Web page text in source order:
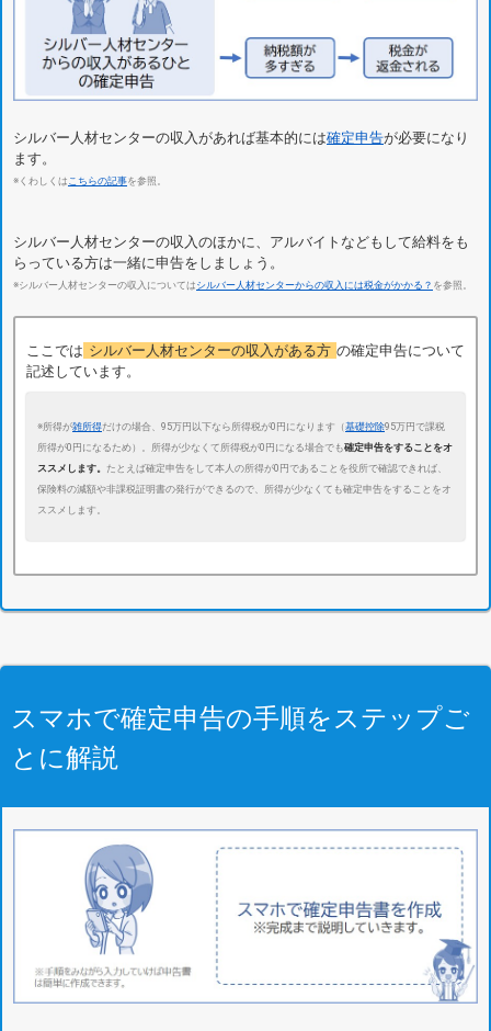
シルバー人材センターの収入があれば基本的には確定申告が必要になり
ます。
※くわしくは こちらの記事を参照。
シルバー人材センターの収入のほかに、アルバイトなどもして給料をも
らっている方は一緒に申告をしましょう。
※シルバー人材センターの収入については シルバー人材センターからの収入には税金がかかる？ を参照。
ここでは シルバー人材センターの収入がある方 の確定申告について
記述しています。
※所得が雑所得だけの場合、95万円以下なら所得税が0円になります（基礎控除95万円で課税
所得が0円になるため）。所得が少なくて所得税が0円になる場合でも確定申告をすることをオ
ススメします。 たとえば確定申告をして本人の所得が0円であることを役所で確認できれば、
保険料の減額や非課税証明書の発行ができるので、所得が少なくても確定申告をすることをオ
ススメします。
スマホで確定申告の手順をステップご
とに解説